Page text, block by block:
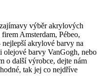
výběr akrylových
Amsterdam, Pébeo,
akrylové barvy na
olejové barvy VanGogh, nebo
o další výrobce, dejte nám
tak jej co nejdříve